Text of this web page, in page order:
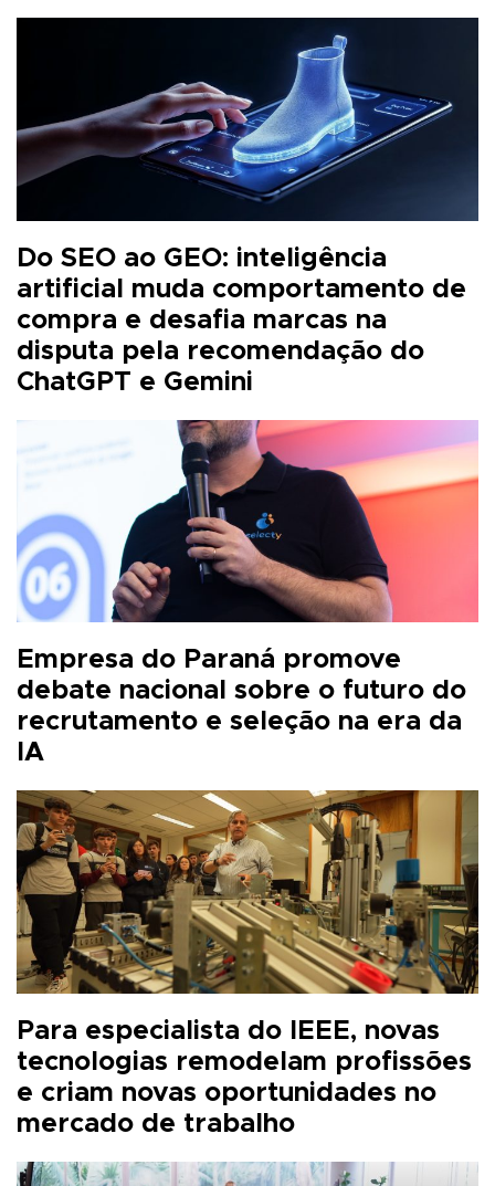
Do SEO ao GEO: inteligência
artificial muda comportamento de
compra e desafia marcas na
disputa pela recomendação do
ChatGPT e Gemini
Empresa do Paraná promove
debate nacional sobre o futuro do
recrutamento e seleção na era da
IA
Para especialista do IEEE, novas
tecnologias remodelam profissões
e criam novas oportunidades no
mercado de trabalho